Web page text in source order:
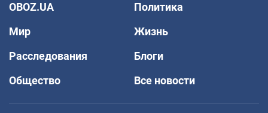
OBOZ.UA
Политика
Мир
Жизнь
Расследования
Блоги
Общество
Все новости